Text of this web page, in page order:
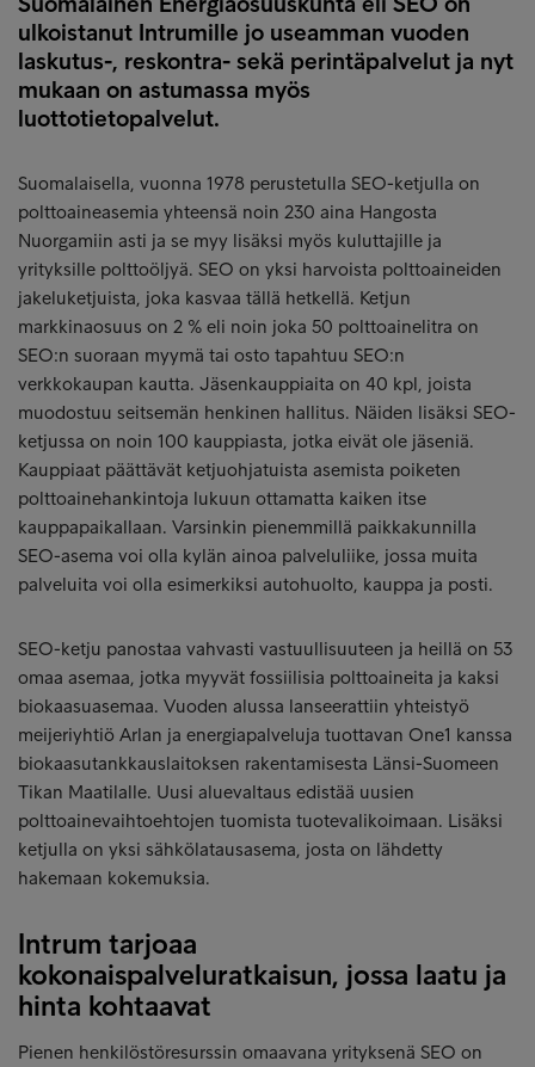
ulkoistanut Intrumille jo useamman vuoden
laskutus-, reskontra- sekä perintäpalvelut ja nyt
mukaan on astumassa myös
luottotietopalvelut.
Suomalaisella, vuonna 1978 perustetulla SEO-ketjulla on
polttoaineasemia yhteensä noin 230 aina Hangosta
Nuorgamiin asti ja se myy lisäksi myös kuluttajille ja
yrityksille polttoöljyä. SEO on yksi harvoista polttoaineiden
jakeluketjuista, joka kasvaa tällä hetkellä. Ketjun
markkinaosuus on 2 % eli noin joka 50 polttoainelitra on
SEO:n suoraan myymä tai osto tapahtuu SEO:n
verkkokaupan kautta. Jäsenkauppiaita on 40 kpl, joista
muodostuu seitsemän henkinen hallitus. Näiden lisäksi SEO-
ketjussa on noin 100 kauppiasta, jotka eivät ole jäseniä.
Kauppiaat päättävät ketjuohjatuista asemista poiketen
polttoainehankintoja lukuun ottamatta kaiken itse
kauppapaikallaan. Varsinkin pienemmillä paikkakunnilla
SEO-asema voi olla kylän ainoa palveluliike, jossa muita
palveluita voi olla esimerkiksi autohuolto, kauppa ja posti.
SEO-ketju panostaa vahvasti vastuullisuuteen ja heillä on 53
omaa asemaa, jotka myyvät fossiilisia polttoaineita ja kaksi
biokaasuasemaa. Vuoden alussa lanseerattiin yhteistyö
meijeriyhtiö Arlan ja energiapalveluja tuottavan One1 kanssa
biokaasutankkauslaitoksen rakentamisesta Länsi-Suomeen
Tikan Maatilalle. Uusi aluevaltaus edistää uusien
polttoainevaihtoehtojen tuomista tuotevalikoimaan. Lisäksi
ketjulla on yksi sähkölatausasema, josta on lähdetty
hakemaan kokemuksia.
Intrum tarjoaa
kokonaispalveluratkaisun, jossa laatu ja
hinta kohtaavat
Pienen henkilöstöresurssin omaavana yrityksenä SEO on